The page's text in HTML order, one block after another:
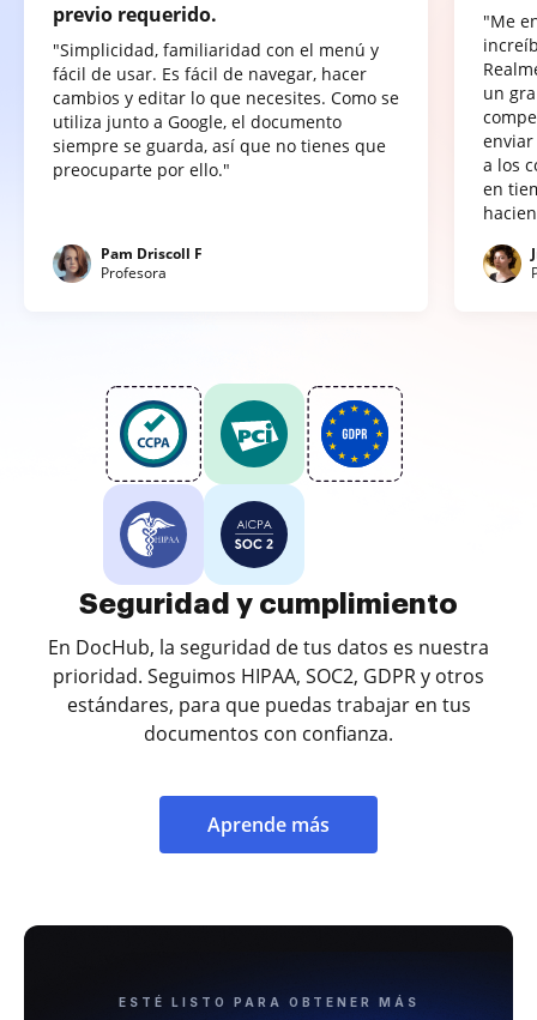
previo requerido.
"Simplicidad, familiaridad con el menú y
fácil de usar. Es fácil de navegar, hacer
cambios y editar lo que necesites. Como se
utiliza junto a Google, el documento
siempre se guarda, así que no tienes que
preocuparte por ello."
Pam Driscoll F
Profesora
"Me
un
a los
en
Seguridad y cumplimiento
En DocHub, la seguridad de tus datos es nuestra
prioridad. Seguimos HIPAA, SOC2, GDPR y otros
estándares, para que puedas trabajar en tus
documentos con confianza.
Aprende más
ESTÉ LISTO PARA OBTENER MÁS